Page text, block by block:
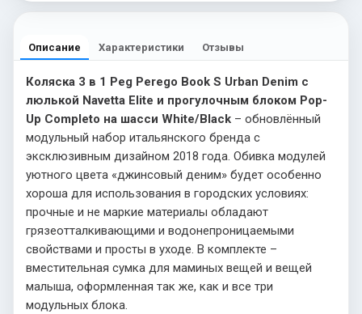
Описание Характеристики Отзывы
Коляска 3 в 1 Peg Perego Book S Urban Denim с
люлькой Navetta Elite и прогулочным блоком Pop-
Up Completo на шасси White/Black – обновлённый
модульный набор итальянского бренда с
эксклюзивным дизайном 2018 года. Обивка модулей
уютного цвета «джинсовый деним» будет особенно
хороша для использования в городских условиях:
прочные и не маркие материалы обладают
грязеотталкивающими и водонепроницаемыми
свойствами и просты в уходе. В комплекте –
вместительная сумка для маминых вещей и вещей
малыша, оформленная так же, как и все три
модульных блока.